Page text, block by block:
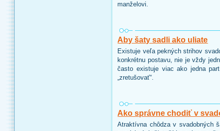
manželovi.
Aby šaty sadli ako uliate
Existuje veľa pekných strihov
konkrétnu postavu, nie je vždy
často existuje viac ako jedna
„zretušovať“.
Ako správne chodiť v
Atraktívna chôdza v svadobných